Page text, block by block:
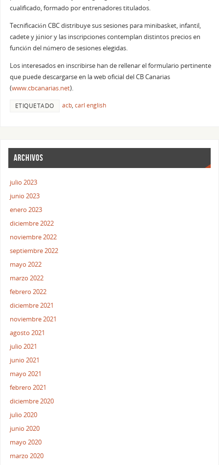
cualificado, formado por entrenadores titulados.
Tecnificación CBC distribuye sus sesiones para minibasket, infantil,
cadete y júnior y las inscripciones contemplan distintos precios en
función del número de sesiones elegidas.
Los interesados en inscribirse han de rellenar el formulario pertinente
que puede descargarse en la web oficial del CB Canarias
(www.cbcanarias.net).
ETIQUETADO acb, carl english
ARCHIVOS
julio 2023
junio 2023
enero 2023
diciembre 2022
noviembre 2022
septiembre 2022
mayo 2022
marzo 2022
febrero 2022
diciembre 2021
noviembre 2021
agosto 2021
julio 2021
junio 2021
mayo 2021
febrero 2021
diciembre 2020
julio 2020
junio 2020
mayo 2020
marzo 2020